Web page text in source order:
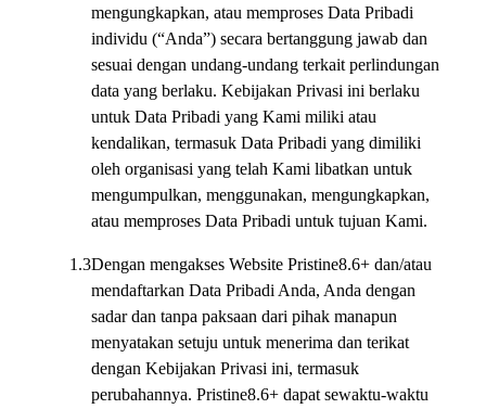
mengungkapkan, atau memproses Data Pribadi
individu (“Anda”) secara bertanggung jawab dan
sesuai dengan undang-undang terkait perlindungan
data yang berlaku. Kebijakan Privasi ini berlaku
untuk Data Pribadi yang Kami miliki atau
kendalikan, termasuk Data Pribadi yang dimiliki
oleh organisasi yang telah Kami libatkan untuk
mengumpulkan, menggunakan, mengungkapkan,
atau memproses Data Pribadi untuk tujuan Kami.
1.3Dengan mengakses Website Pristine8.6+ dan/atau
mendaftarkan Data Pribadi Anda, Anda dengan
sadar dan tanpa paksaan dari pihak manapun
menyatakan setuju untuk menerima dan terikat
dengan Kebijakan Privasi ini, termasuk
perubahannya. Pristine8.6+ dapat sewaktu-waktu